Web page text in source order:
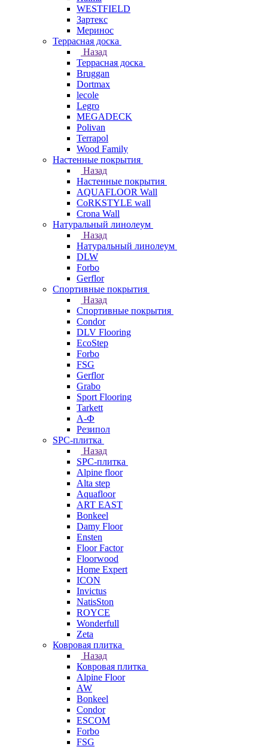
WESTFIELD
Зартекс
Меринос
Террасная доска
Назад
Террасная доска
Bruggan
Dortmax
lecole
Legro
MEGADECK
Polivan
Terrapol
Wood Family
Настенные покрытия
Назад
Настенные покрытия
AQUAFLOOR Wall
CoRKSTYLE wall
Crona Wall
Натуральный линолеум
Назад
Натуральный линолеум
DLW
Forbo
Gerflor
Спортивные покрытия
Назад
Спортивные покрытия
Condor
DLV Flooring
EcoStep
Forbo
FSG
Gerflor
Grabo
Sport Flooring
Tarkett
А-Ф
Резипол
SPC-плитка
Назад
SPC-плитка
Alpine floor
Alta step
Aquafloor
ART EAST
Bonkeel
Damy Floor
Ensten
Floor Factor
Floorwood
Home Expert
ICON
Invictus
NatisSton
ROYCE
Wonderfull
Zeta
Ковровая плитка
Назад
Ковровая плитка
Alpine Floor
AW
Bonkeel
Condor
ESCOM
Forbo
FSG